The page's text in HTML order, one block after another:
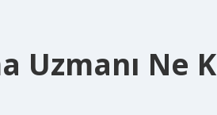
Uzmanı Ne